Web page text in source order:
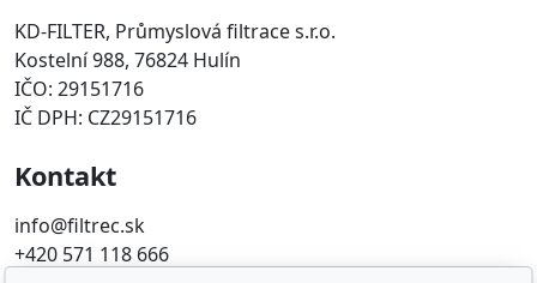
KD-FILTER, Průmyslová filtrace s.r.o.
Kostelní 988, 76824 Hulín
IČO: 29151716
IČ DPH: CZ29151716
Kontakt
info@filtrec.sk
+420 571 118 666